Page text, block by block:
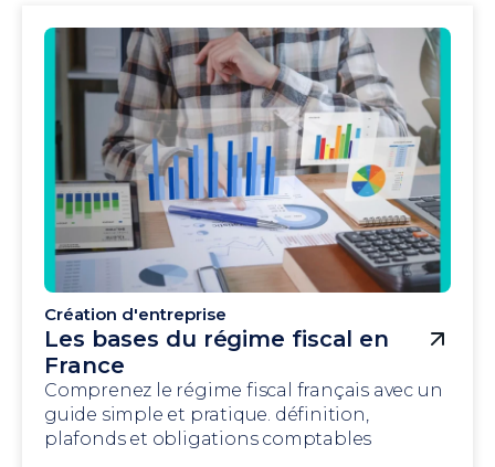
Création d'entreprise
Les bases du régime fiscal en
France
Comprenez le régime fiscal français avec un
guide simple et pratique. définition,
plafonds et obligations comptables